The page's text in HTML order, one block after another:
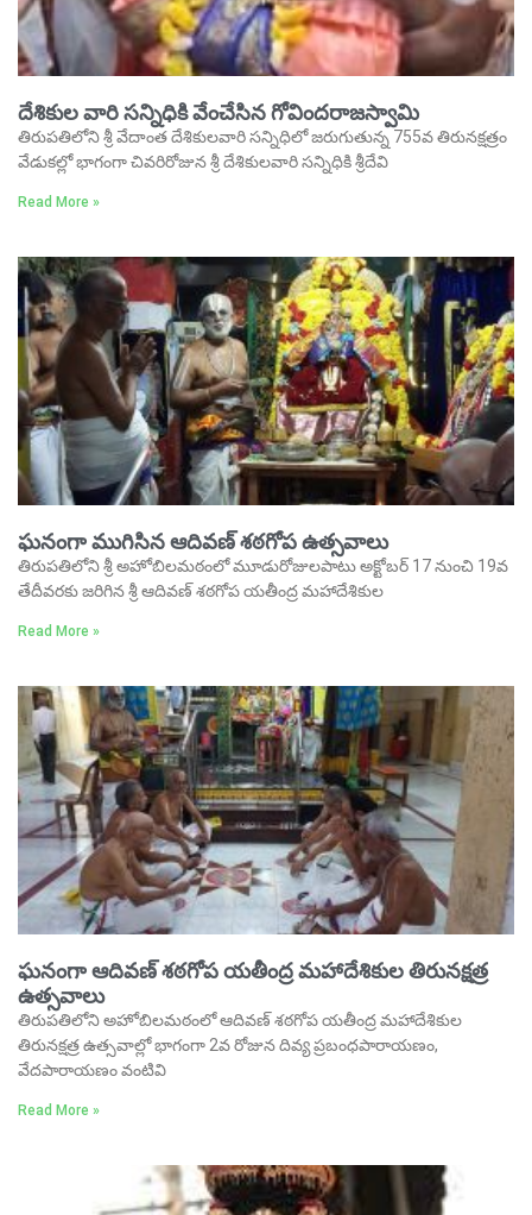
దేశికుల వారి సన్నిధికి వేంచేసిన గోవిందరాజస్వామి
తిరుపతిలోని శ్రీ వేదాంత దేశికులవారి సన్నిధిలో జరుగుతున్న 755వ తిరునక్షత్రం
వేడుకల్లో భాగంగా చివరిరోజున శ్రీ దేశికులవారి సన్నిధికి శ్రీదేవి
Read More »
ఘనంగా ముగిసిన ఆదివణ్‌ శఠగోప ఉత్సవాలు
తిరుపతిలోని శ్రీ అహోబిలమఠంలో మూడురోజులపాటు అక్టోబర్‌ 17 నుంచి 19వ
తేదీవరకు జరిగిన శ్రీ ఆదివణ్‌ శఠగోప యతీంద్ర మహాదేశికుల
Read More »
ఘనంగా ఆదివణ్‌ శఠగోప యతీంద్ర మహాదేశికుల తిరునక్షత్ర
ఉత్సవాలు
తిరుపతిలోని అహోబిలమఠంలో ఆదివణ్‌ శఠగోప యతీంద్ర మహాదేశికుల
తిరునక్షత్ర ఉత్సవాల్లో భాగంగా 2వ రోజున దివ్య ప్రబంధపారాయణం,
వేదపారాయణం వంటివి
Read More »